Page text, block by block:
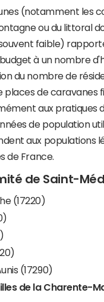
(notamment les
ou du littoral
faible)
à un nombre
du nombre de
places de caravanes
aux pratiques
de population
aux populations
de France.
de Saint-
(17220)
(17290)
de la Charente-